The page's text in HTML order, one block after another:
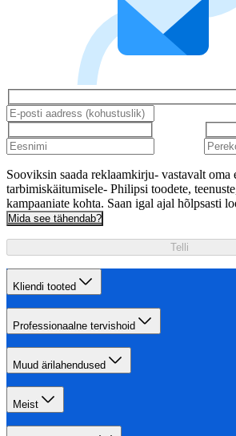
Sooviksin saada reklaamkirju- vastavalt oma
tarbimiskäitumisele- Philipsi toodete,
kampaaniate kohta. Saan igal ajal hõlpsasti
Mida see tähendab?
Telli
Kliendi tooted
Professionaalne tervishoid
Muud ärilahendused
Meist